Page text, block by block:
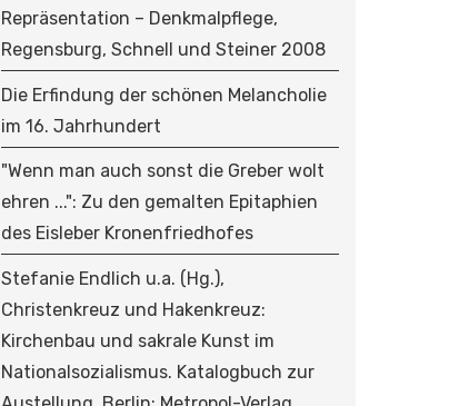
Repräsentation – Denkmalpflege,
Regensburg, Schnell und Steiner 2008
Die Erfindung der schönen Melancholie
im 16. Jahrhundert
"Wenn man auch sonst die Greber wolt
ehren ...": Zu den gemalten Epitaphien
des Eisleber Kronenfriedhofes
Stefanie Endlich u.a. (Hg.),
Christenkreuz und Hakenkreuz:
Kirchenbau und sakrale Kunst im
Nationalsozialismus. Katalogbuch zur